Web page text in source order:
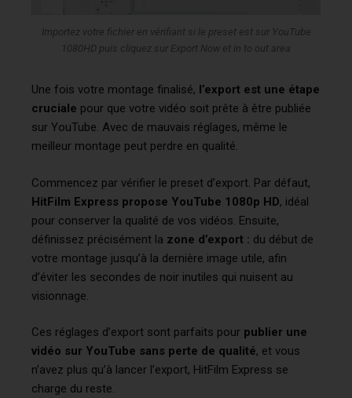
Importez votre fichier en vérifiant si le preset est sur YouTube
1080HD puis cliquez sur Export Now et in to out area
Une fois votre montage finalisé, l’export est une étape
cruciale pour que votre vidéo soit prête à être publiée
sur YouTube. Avec de mauvais réglages, même le
meilleur montage peut perdre en qualité.
Commencez par vérifier le preset d’export. Par défaut,
HitFilm Express propose YouTube 1080p HD, idéal
pour conserver la qualité de vos vidéos. Ensuite,
définissez précisément la zone d’export : du début de
votre montage jusqu’à la dernière image utile, afin
d’éviter les secondes de noir inutiles qui nuisent au
visionnage.
Ces réglages d’export sont parfaits pour publier une
vidéo sur YouTube sans perte de qualité, et vous
n’avez plus qu’à lancer l’export, HitFilm Express se
charge du reste.